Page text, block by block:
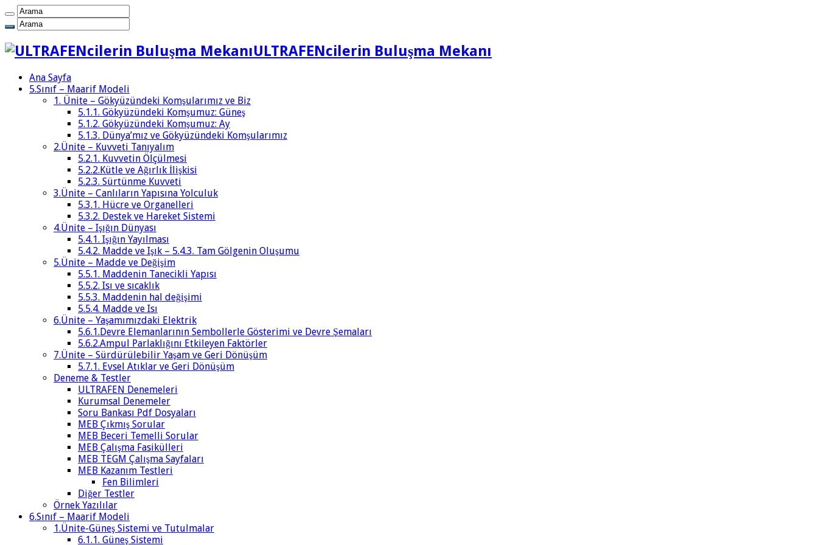
ULTRAFENcilerin Buluşma Mekanı
Ana Sayfa
5.Sınıf – Maarif Modeli
1. Ünite – Gökyüzündeki Komşularımız ve Biz
5.1.1. Gökyüzündeki Komşumuz: Güneş
5.1.2. Gökyüzündeki Komşumuz: Ay
5.1.3. Dünya’mız ve Gökyüzündeki Komşularımız
2.Ünite – Kuvveti Tanıyalım
5.2.1. Kuvvetin Ölçülmesi
5.2.2.Kütle ve Ağırlık İlişkisi
5.2.3. Sürtünme Kuvveti
3.Ünite – Canlıların Yapısına Yolculuk
5.3.1. Hücre ve Organelleri
5.3.2. Destek ve Hareket Sistemi
4.Ünite – Işığın Dünyası
5.4.1. Işığın Yayılması
5.4.2. Madde ve Işık – 5.4.3. Tam Gölgenin Oluşumu
5.Ünite – Madde ve Değişim
5.5.1. Maddenin Tanecikli Yapısı
5.5.2. Isı ve sıcaklık
5.5.3. Maddenin hal değişimi
5.5.4. Madde ve Isı
6.Ünite – Yaşamımızdaki Elektrik
5.6.1.Devre Elemanlarının Sembollerle Gösterimi ve Devre Şemaları
5.6.2.Ampul Parlaklığını Etkileyen Faktörler
7.Ünite – Sürdürülebilir Yaşam ve Geri Dönüşüm
5.7.1. Evsel Atıklar ve Geri Dönüşüm
Deneme & Testler
ULTRAFEN Denemeleri
Kurumsal Denemeler
Soru Bankası Pdf Dosyaları
MEB Çıkmış Sorular
MEB Beceri Temelli Sorular
MEB Çalışma Fasikülleri
MEB TEGM Çalışma Sayfaları
MEB Kazanım Testleri
Fen Bilimleri
Diğer Testler
Örnek Yazılılar
6.Sınıf – Maarif Modeli
1.Ünite-Güneş Sistemi ve Tutulmalar
6.1.1. Güneş Sistemi